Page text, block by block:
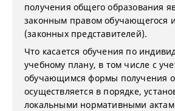
получения общего образования
законным правом обучающегося
(законных представителей).
Что касается обучения по
учебному плану, в том числе с
обучающимся формы получения
осуществляется в порядке,
локальными нормативными